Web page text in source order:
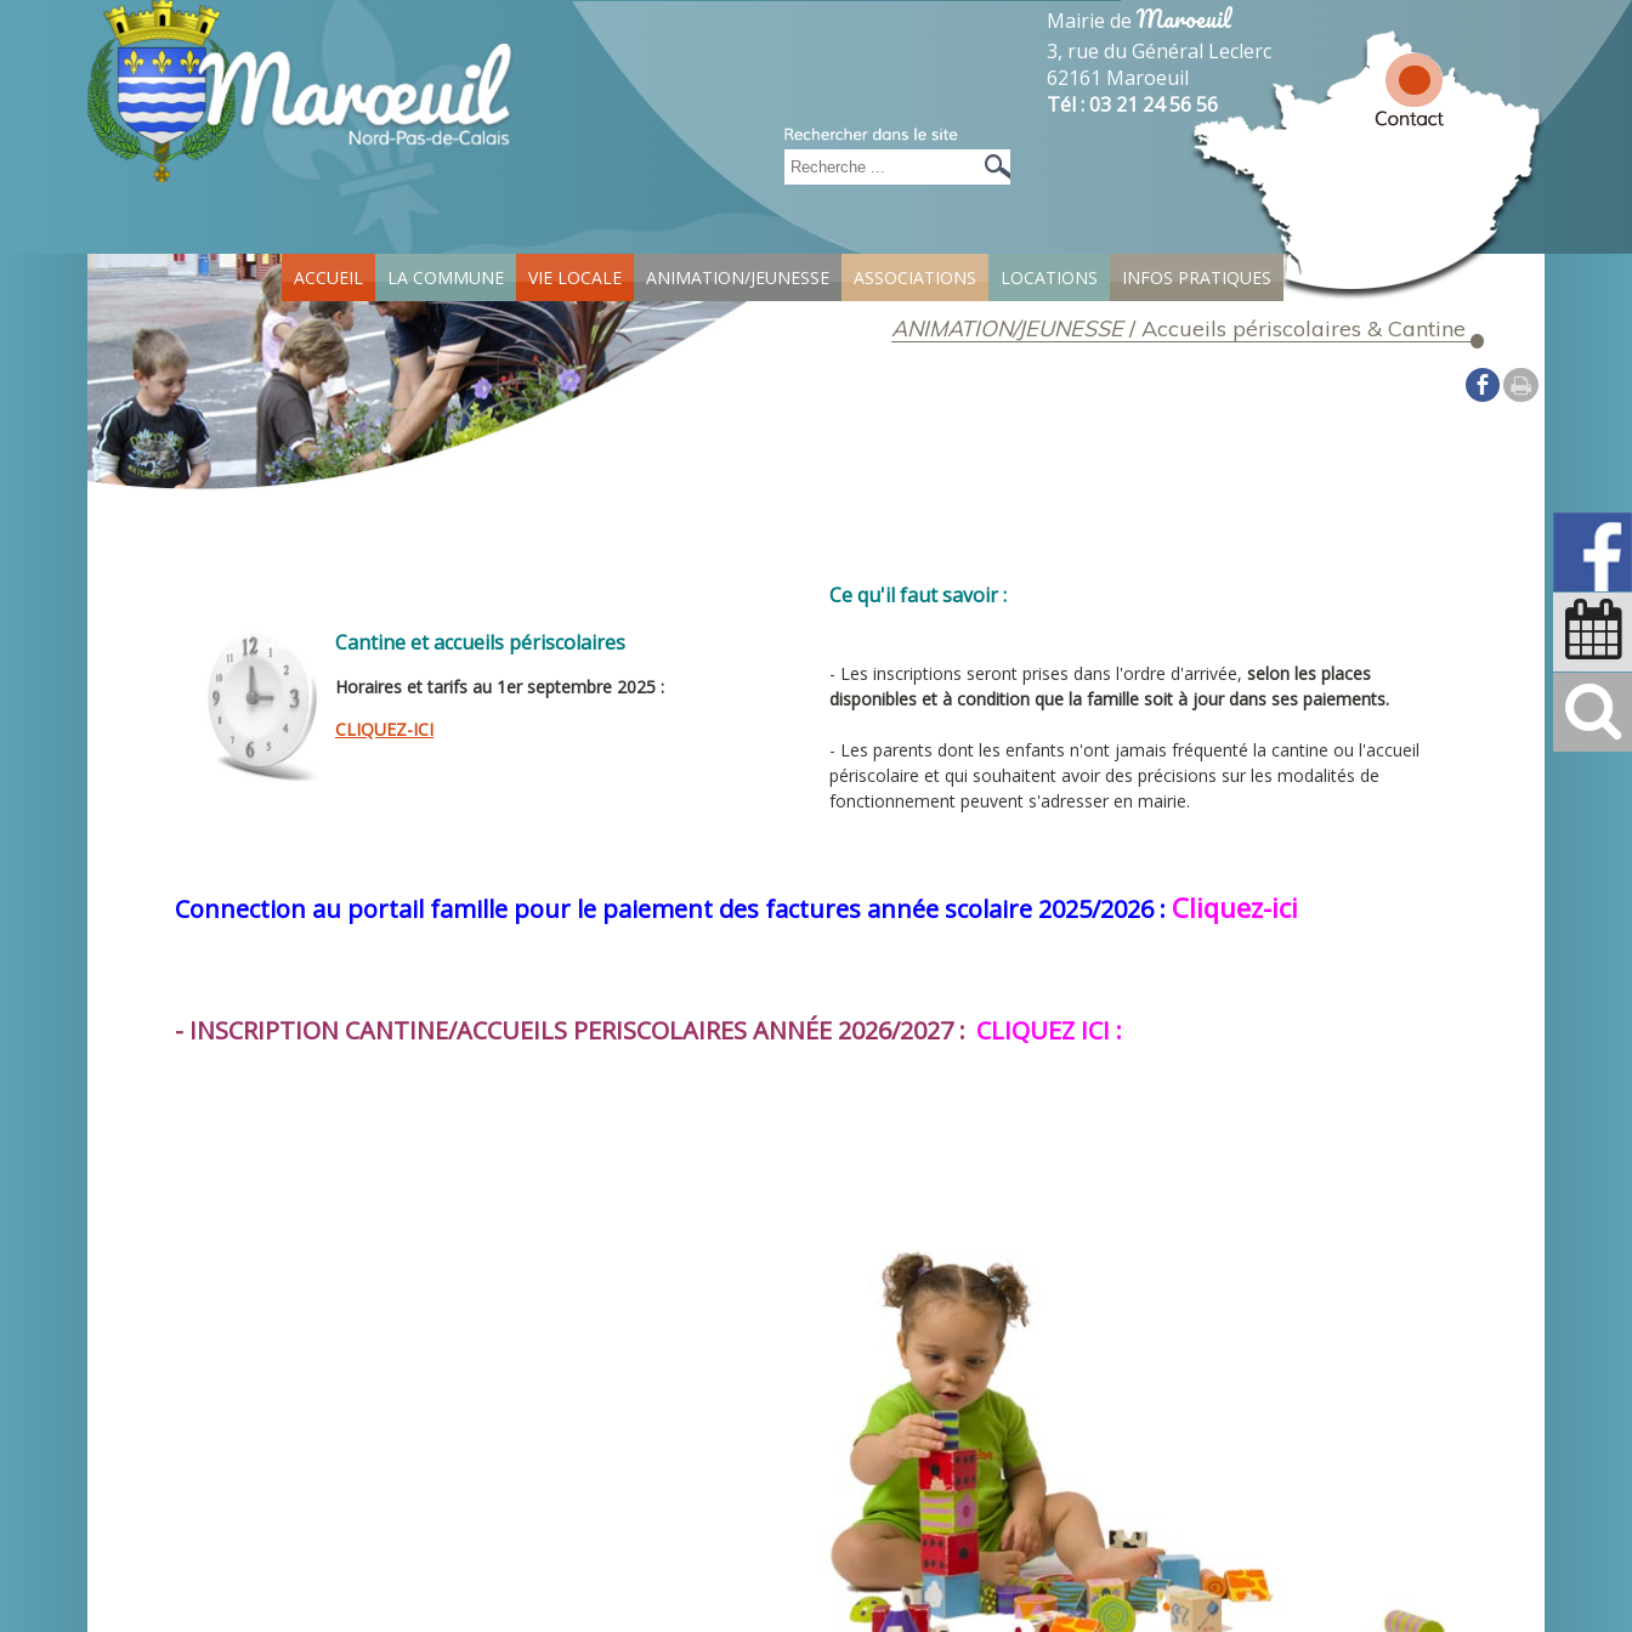
Mairie deMaroeuil
3, rue du Général Leclerc
62161 Maroeuil
Tél : 03 21 24 56 56
ACCUEIL LA COMMUNE VIE LOCALE ANIMATION/JEUNESSE ASSOCIATIONS LOCATIONS INFOS PRATIQUES
ANIMATION/JEUNESSE/Accueils périscolaires & Cantine
Cantine et accueils périscolaires
Horaires et tarifs au 1er septembre 2025 :
CLIQUEZ-ICI
Ce qu'il faut savoir :
- Les inscriptions seront prises dans l'ordre d'arrivée, selon les places
disponibles et à condition que la famille soit à jour dans ses paiements.
- Les parents dont les enfants n'ont jamais fréquenté la cantine ou l'accueil
périscolaire et qui souhaitent avoir des précisions sur les modalités de
fonctionnement peuvent s'adresser en mairie.
Connection au portail famille pour le paiement des factures année scolaire 2025/2026 : Cliquez-ici
- INSCRIPTION CANTINE/ACCUEILS PERISCOLAIRES ANNÉE 2026/2027 : CLIQUEZ ICI :